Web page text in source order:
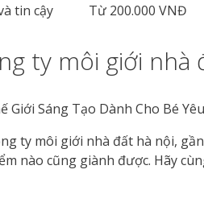
tin cậy Từ 200.000 VNĐ
ty môi giới nhà
ty môi giới nhà đất hà nội,
nào cũng giành được. Hãy